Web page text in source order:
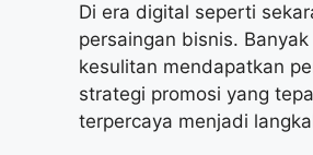
Di era digital seperti
persaingan bisnis.
kesulitan mendapatkan
strategi promosi yang
terpercaya menjadi